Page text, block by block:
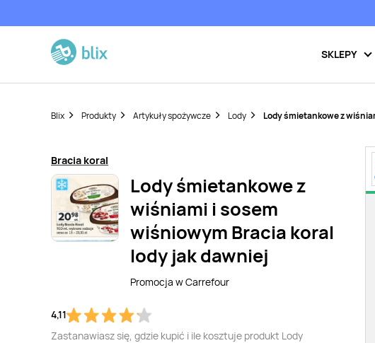
SKLEPY
Blix Produkty Artykuły spożywcze Lody Lody śmietankowe z
Bracia koral
Lody śmietankowe z
wiśniami i sosem
wiśniowym Bracia koral
lody jak dawniej
Promocja wCarrefour
4,11
Zastanawiasz się, gdzie kupić i ile kosztuje produkt Lody